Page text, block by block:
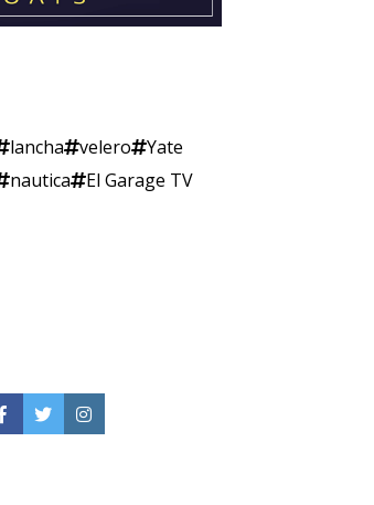
lancha velero
Yate
nautica
El Garage TV
Facebook
TwitterInstagram